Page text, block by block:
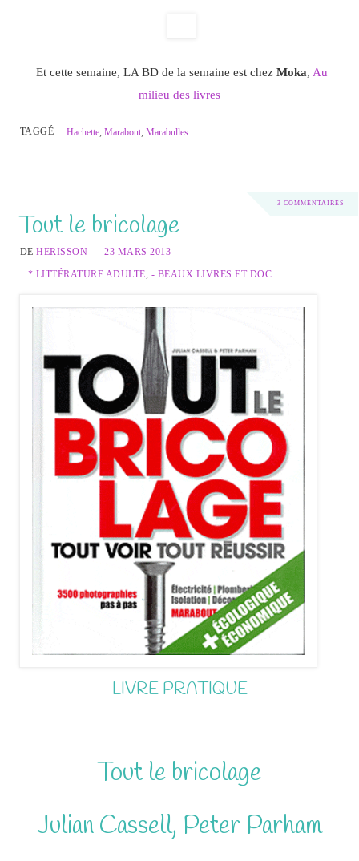
Et cette semaine, LA BD de la semaine est chez Moka, Au
milieu des livres
TAGGÉ Hachette ,Marabout ,Marabulles
3 COMMENTAIRES
Tout le bricolage
DEHERISSON
23 MARS 2013
* LITTÉRATURE ADULTE - BEAUX LIVRES ET DOC
LIVRE PRATIQUE
Tout le bricolage
Julian Cassell, Peter Parham